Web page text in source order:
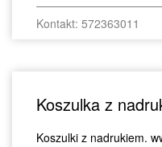
Kontakt: 572363011
Koszulka z
Koszulki z nadrukiem.